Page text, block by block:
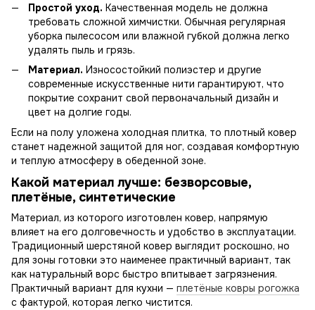
Простой уход. Качественная модель не должна
требовать сложной химчистки. Обычная регулярная
уборка пылесосом или влажной губкой должна легко
удалять пыль и грязь.
Материал. Износостойкий полиэстер и другие
современные искусственные нити гарантируют, что
покрытие сохранит свой первоначальный дизайн и
цвет на долгие годы.
Если на полу уложена холодная плитка, то плотный ковер
станет надежной защитой для ног, создавая комфортную
и теплую атмосферу в обеденной зоне.
Какой материал лучше: безворсовые,
плетёные, синтетические
Материал, из которого изготовлен ковер, напрямую
влияет на его долговечность и удобство в эксплуатации.
Традиционный шерстяной ковер выглядит роскошно, но
для зоны готовки это наименее практичный вариант, так
как натуральный ворс быстро впитывает загрязнения.
Практичный вариант для кухни — плетёные ковры рогожка
с фактурой, которая легко чистится.